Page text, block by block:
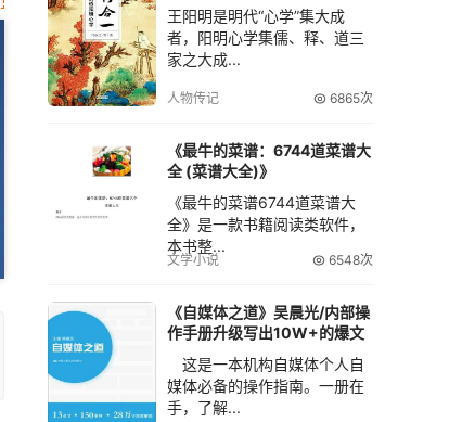
王阳明是明代“心学”集大成
者，阳明心学集儒、释、道三
家之大成...
人物传记 6865次
《最牛的菜谱：6744道菜谱大
全 (菜谱大全)》
《最牛的菜谱6744道菜谱大
全》是一款书籍阅读类软件，
本书整...
文学小说 6548次
《自媒体之道》吴晨光/内部操
作手册升级写出10W+的爆文
这是一本机构自媒体个人自
媒体必备的操作指南。一册在
手，了解...